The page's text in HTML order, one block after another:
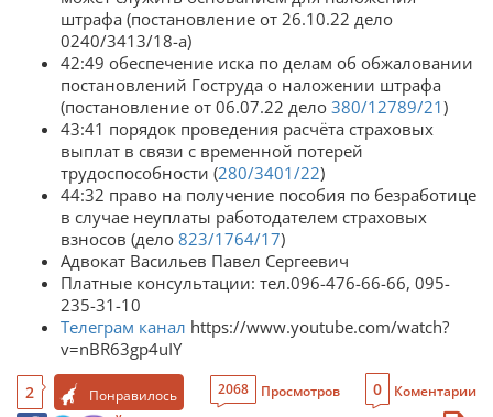
штрафа (постановление от 26.10.22 дело
0240/3413/18-а)
42:49 обеспечение иска по делам об обжаловании
постановлений Гоструда о наложении штрафа
(постановление от 06.07.22 дело 380/12789/21)
43:41 порядок проведения расчёта страховых
выплат в связи с временной потерей
трудоспособности (280/3401/22)
44:32 право на получение пособия по безработице
в случае неуплаты работодателем страховых
взносов (дело 823/1764/17)
Адвокат Васильев Павел Сергеевич
Платные консультации: тел.096-476-66-66, 095-
235-31-10
Телеграм канал https://www.youtube.com/watch?
v=nBR63gp4uIY
2 Понравилось 2068 Просмотров 0 Коментарии